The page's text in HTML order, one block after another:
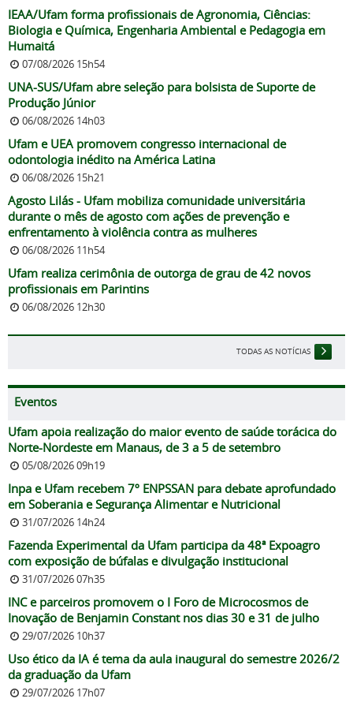
IEAA/Ufam forma profissionais de Agronomia, Ciências:
Biologia e Química, Engenharia Ambiental e Pedagogia em
Humaitá
07/08/2026 15h54
UNA-SUS/Ufam abre seleção para bolsista de Suporte de
Produção Júnior
06/08/2026 14h03
Ufam e UEA promovem congresso internacional de
odontologia inédito na América Latina
06/08/2026 15h21
Agosto Lilás - Ufam mobiliza comunidade universitária
durante o mês de agosto com ações de prevenção e
enfrentamento à violência contra as mulheres
06/08/2026 11h54
Ufam realiza cerimônia de outorga de grau de 42 novos
profissionais em Parintins
06/08/2026 12h30
TODAS AS NOTÍCIAS
Eventos
Ufam apoia realização do maior evento de saúde torácica do
Norte-Nordeste em Manaus, de 3 a 5 de setembro
05/08/2026 09h19
Inpa e Ufam recebem 7º ENPSSAN para debate aprofundado
em Soberania e Segurança Alimentar e Nutricional
31/07/2026 14h24
Fazenda Experimental da Ufam participa da 48ª Expoagro
com exposição de búfalas e divulgação institucional
31/07/2026 07h35
INC e parceiros promovem o I Foro de Microcosmos de
Inovação de Benjamin Constant nos dias 30 e 31 de julho
29/07/2026 10h37
Uso ético da IA é tema da aula inaugural do semestre 2026/2
da graduação da Ufam
29/07/2026 17h07